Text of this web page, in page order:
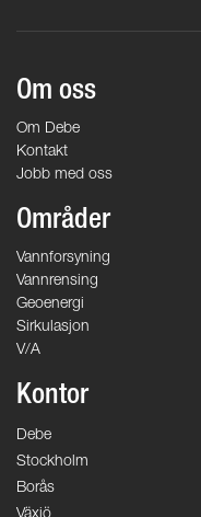
Om oss
Om Debe
Kontakt
Jobb med oss
Områder
Vannforsyning
Vannrensing
Geoenergi
Sirkulasjon
V/A
Kontor
Debe
Stockholm
Borås